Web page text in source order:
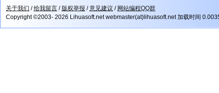
关于我们 /给我留言 /版权举报 /意见建议 / 网站编程QQ群
Copyright ©2003- 2026 Lihuasoft.net webmaster(at)lihuasoft.net 加载时间